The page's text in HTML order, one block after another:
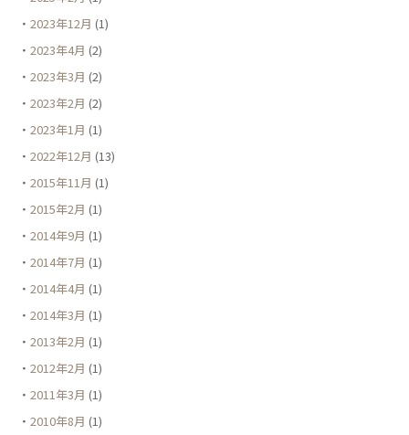
2023年12月 (1)
2023年4月 (2)
2023年3月 (2)
2023年2月 (2)
2023年1月 (1)
2022年12月 (13)
2015年11月 (1)
2015年2月 (1)
2014年9月 (1)
2014年7月 (1)
2014年4月 (1)
2014年3月 (1)
2013年2月 (1)
2012年2月 (1)
2011年3月 (1)
2010年8月 (1)